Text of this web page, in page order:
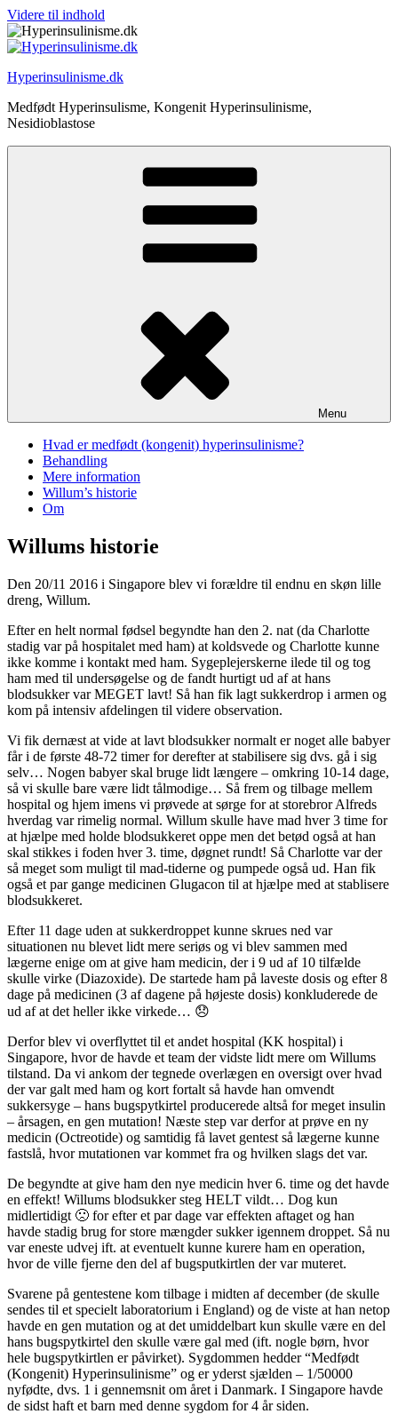
Videre til indhold
Hyperinsulinisme.dk
Medfødt Hyperinsulisme, Kongenit Hyperinsulinisme,
Nesidioblastose
Menu
Hvad er medfødt (kongenit) hyperinsulinisme?
Behandling
Mere information
Willum’s historie
Om
Willums historie
Den 20/11 2016 i Singapore blev vi forældre til endnu en skøn lille
dreng, Willum.
Efter en helt normal fødsel begyndte han den 2. nat (da Charlotte
stadig var på hospitalet med ham) at koldsvede og Charlotte kunne
ikke komme i kontakt med ham. Sygeplejerskerne ilede til og tog
ham med til undersøgelse og de fandt hurtigt ud af at hans
blodsukker var MEGET lavt! Så han fik lagt sukkerdrop i armen og
kom på intensiv afdelingen til videre observation.
Vi fik dernæst at vide at lavt blodsukker normalt er noget alle babyer
får i de første 48-72 timer for derefter at stabilisere sig dvs. gå i sig
selv… Nogen babyer skal bruge lidt længere – omkring 10-14 dage,
så vi skulle bare være lidt tålmodige… Så frem og tilbage mellem
hospital og hjem imens vi prøvede at sørge for at storebror Alfreds
hverdag var rimelig normal. Willum skulle have mad hver 3 time for
at hjælpe med holde blodsukkeret oppe men det betød også at han
skal stikkes i foden hver 3. time, døgnet rundt! Så Charlotte var der
så meget som muligt til mad-tiderne og pumpede også ud. Han fik
også et par gange medicinen Glugacon til at hjælpe med at stablisere
blodsukkeret.
Efter 11 dage uden at sukkerdroppet kunne skrues ned var
situationen nu blevet lidt mere seriøs og vi blev sammen med
lægerne enige om at give ham medicin, der i 9 ud af 10 tilfælde
skulle virke (Diazoxide). De startede ham på laveste dosis og efter 8
dage på medicinen (3 af dagene på højeste dosis) konkluderede de
ud af at det heller ikke virkede… 😞
Derfor blev vi overflyttet til et andet hospital (KK hospital) i
Singapore, hvor de havde et team der vidste lidt mere om Willums
tilstand. Da vi ankom der tegnede overlægen en oversigt over hvad
der var galt med ham og kort fortalt så havde han omvendt
sukkersyge – hans bugspytkirtel producerede altså for meget insulin
– årsagen, en gen mutation! Næste step var derfor at prøve en ny
medicin (Octreotide) og samtidig få lavet gentest så lægerne kunne
fastslå, hvor mutationen var kommet fra og hvilken slags det var.
De begyndte at give ham den nye medicin hver 6. time og det havde
en effekt! Willums blodsukker steg HELT vildt… Dog kun
midlertidigt 🙁 for efter et par dage var effekten aftaget og han
havde stadig brug for store mængder sukker igennem droppet. Så nu
var eneste udvej ift. at eventuelt kunne kurere ham en operation,
hvor de ville fjerne den del af bugsputkirtlen der var muteret.
Svarene på gentestene kom tilbage i midten af december (de skulle
sendes til et specielt laboratorium i England) og de viste at han netop
havde en gen mutation og at det umiddelbart kun skulle være en del
hans bugspytkirtel den skulle være gal med (ift. nogle børn, hvor
hele bugspytkirtlen er påvirket). Sygdommen hedder “Medfødt
(Kongenit) Hyperinsulinisme” og er yderst sjælden – 1/50000
nyfødte, dvs. 1 i gennemsnit om året i Danmark. I Singapore havde
de sidst haft et barn med denne sygdom for 4 år siden.